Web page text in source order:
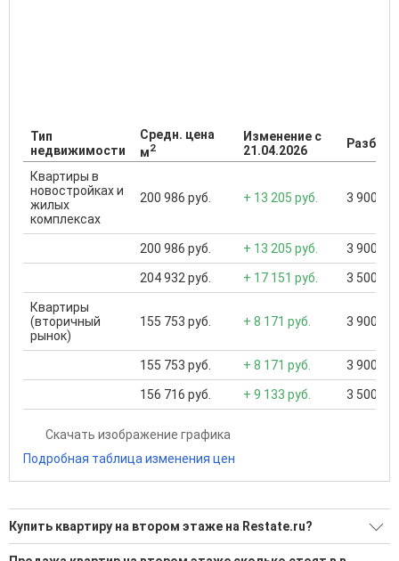
Тип
недвижимости
Средн. цена
м2
Изменение с
21.04.2026
Квартиры в
новостройках и
жилых
комплексах
200 986 руб. + 13 205 руб. 3 900
200 986 руб. + 13 205 руб. 3 900
204 932 руб. + 17 151 руб. 3 500
Квартиры
(вторичный
рынок)
155 753 руб. + 8 171 руб. 3 900
155 753 руб. + 8 171 руб. 3 900
156 716 руб. + 9 133 руб. 3 500
Скачать изображение графика
Подробная таблица изменения цен
Купить квартиру на втором этаже на Restate.ru?